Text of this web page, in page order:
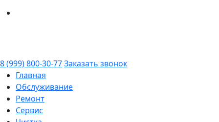
8 (999) 800-30-77Заказать звонок
Главная
Обслуживание
Ремонт
Сервис